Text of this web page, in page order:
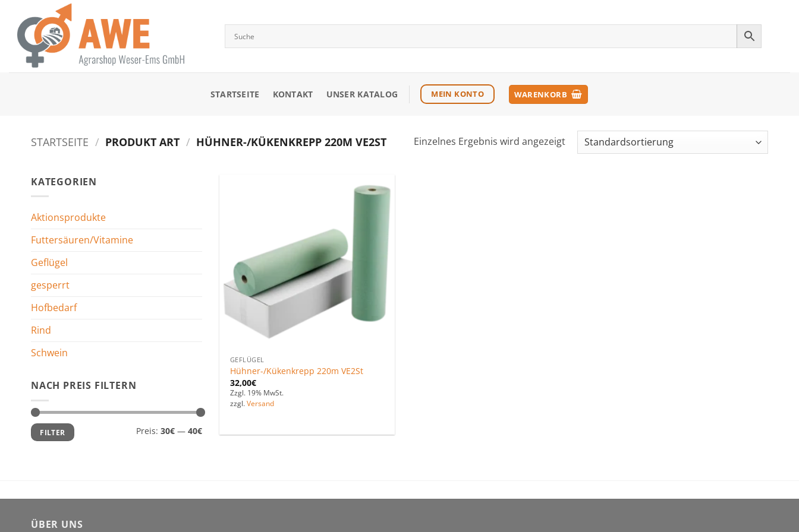
Inhalt
springen
STARTSEITE KONTAKT UNSER KATALOG MEIN KONTO WARENKORB
STARTSEITE / PRODUKT ART / HÜHNER-/KÜKENKREPP 220M VE2ST Einzelnes Ergebnis wird angezeigt
KATEGORIEN
Aktionsprodukte
Futtersäuren/Vitamine
Geflügel
gesperrt
Hofbedarf
Rind
Schwein
NACH PREIS FILTERN
Min.
Preis
Max.
Preis
FILTER Preis: 30€— 40€
GEFLÜGEL
Hühner-/Kükenkrepp 220m VE2St
32,00€
Zzgl. 19% MwSt.
zzgl. Versand
ÜBER UNS